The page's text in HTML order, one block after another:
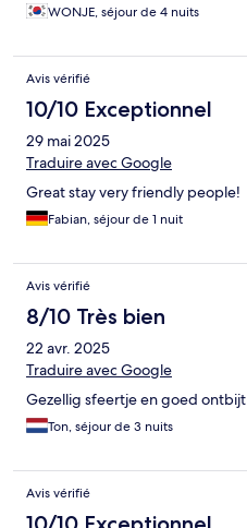
WONJE, séjour de 4 nuits
Avis vérifié
10/10 Exceptionnel
29 mai 2025
Traduire avec Google
Great stay very friendly people!
Fabian, séjour de 1 nuit
Avis vérifié
8/10 Très bien
22 avr. 2025
Traduire avec Google
Gezellig sfeertje en goed ontbijt
Ton, séjour de 3 nuits
Avis vérifié